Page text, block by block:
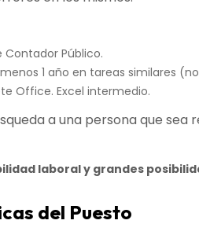
Público.
1 año en tareas similares
Office. Excel intermedio.
a una persona que
laboral y grandes
del Puesto